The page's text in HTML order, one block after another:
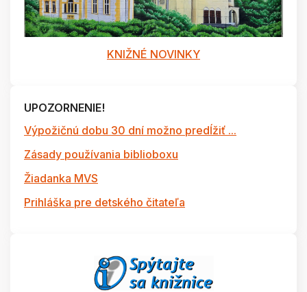
KNIŽNÉ NOVINKY
UPOZORNENIE!
Výpožičnú dobu 30 dní možno predĺžiť ...
Zásady používania biblioboxu
Žiadanka MVS
Prihláška pre detského čitateľa